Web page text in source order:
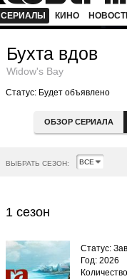
СЕРИАЛЫ КИНО
Бухта вдов
Widow's Bay
Статус: Будет объявлено
ОБЗОР СЕРИАЛА
ВЫБРАТЬ СЕЗОН:
1 сезон
Статус:
Год: 2026